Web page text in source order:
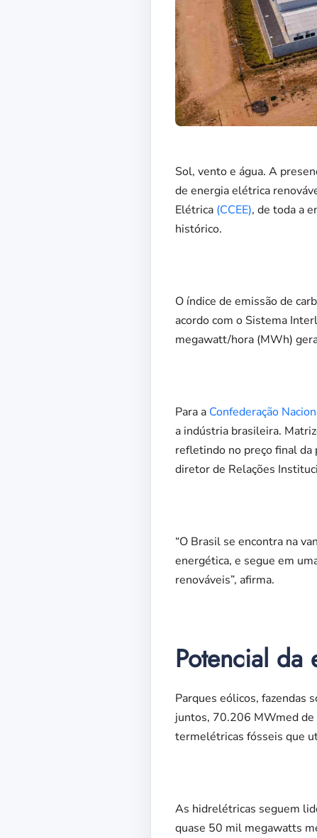
Sol, vento e água. A
de energia elétrica
Elétrica (CCEE), de toda a
histórico.
O índice de emissão de
acordo com o Sistema
megawatt/hora (MWh)
Para a Confederação
a indústria brasileira.
refletindo no preço final da
diretor de Relações
“O Brasil se encontra na
energética, e segue em
renováveis”, afirma.
Potencial da
Parques eólicos, fazendas
juntos, 70.206 MWmed de
termelétricas fósseis que
As hidrelétricas seguem
quase 50 mil megawatts